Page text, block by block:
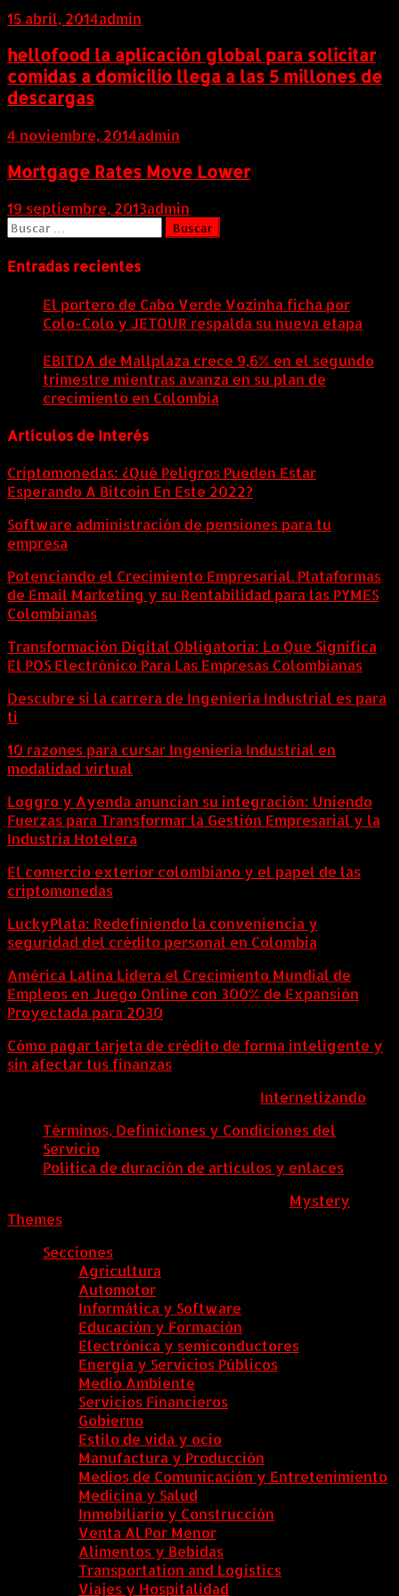
15 abril, 2014admin
hellofood la aplicación global para solicitar
comidas a domicilio llega a las 5 millones de
descargas
4 noviembre, 2014admin
Mortgage Rates Move Lower
19 septiembre, 2013admin
Buscar:
Entradas recientes
El portero de Cabo Verde Vozinha ficha por
Colo-Colo y JETOUR respalda su nueva etapa
EBITDA de Mallplaza crece 9,6% en el segundo
trimestre mientras avanza en su plan de
crecimiento en Colombia
Artículos de Interés
Criptomonedas: ¿Qué Peligros Pueden Estar
Esperando A Bitcoin En Este 2022?
Software administración de pensiones para tu
empresa
Potenciando el Crecimiento Empresarial. Plataformas
de Email Marketing y su Rentabilidad para las PYMES
Colombianas
Transformación Digital Obligatoria: Lo Que Significa
El POS Electrónico Para Las Empresas Colombianas
Descubre si la carrera de Ingeniería Industrial es para
ti
10 razones para cursar Ingeniería Industrial en
modalidad virtual
Loggro y Ayenda anuncian su integración: Uniendo
Fuerzas para Transformar la Gestión Empresarial y la
Industria Hotelera
El comercio exterior colombiano y el papel de las
criptomonedas
LuckyPlata: Redefiniendo la conveniencia y
seguridad del crédito personal en Colombia
América Latina Lidera el Crecimiento Mundial de
Empleos en Juego Online con 300% de Expansión
Proyectada para 2030
Cómo pagar tarjeta de crédito de forma inteligente y
sin afectar tus finanzas
Internetizando
Términos, Definiciones y Condiciones del
Servicio
Política de duración de artículos y enlaces
Mystery
Themes
Secciones
Agricultura
Automotor
Informática y Software
Educación y Formación
Electrónica y semiconductores
Energía y Servicios Públicos
Medio Ambiente
Servicios Financieros
Gobierno
Estilo de vida y ocio
Manufactura y Producción
Medios de Comunicación y Entretenimiento
Medicina y Salud
Inmobiliario y Construcción
Venta Al Por Menor
Alimentos y Bebidas
Transportation and Logistics
Viajes y Hospitalidad